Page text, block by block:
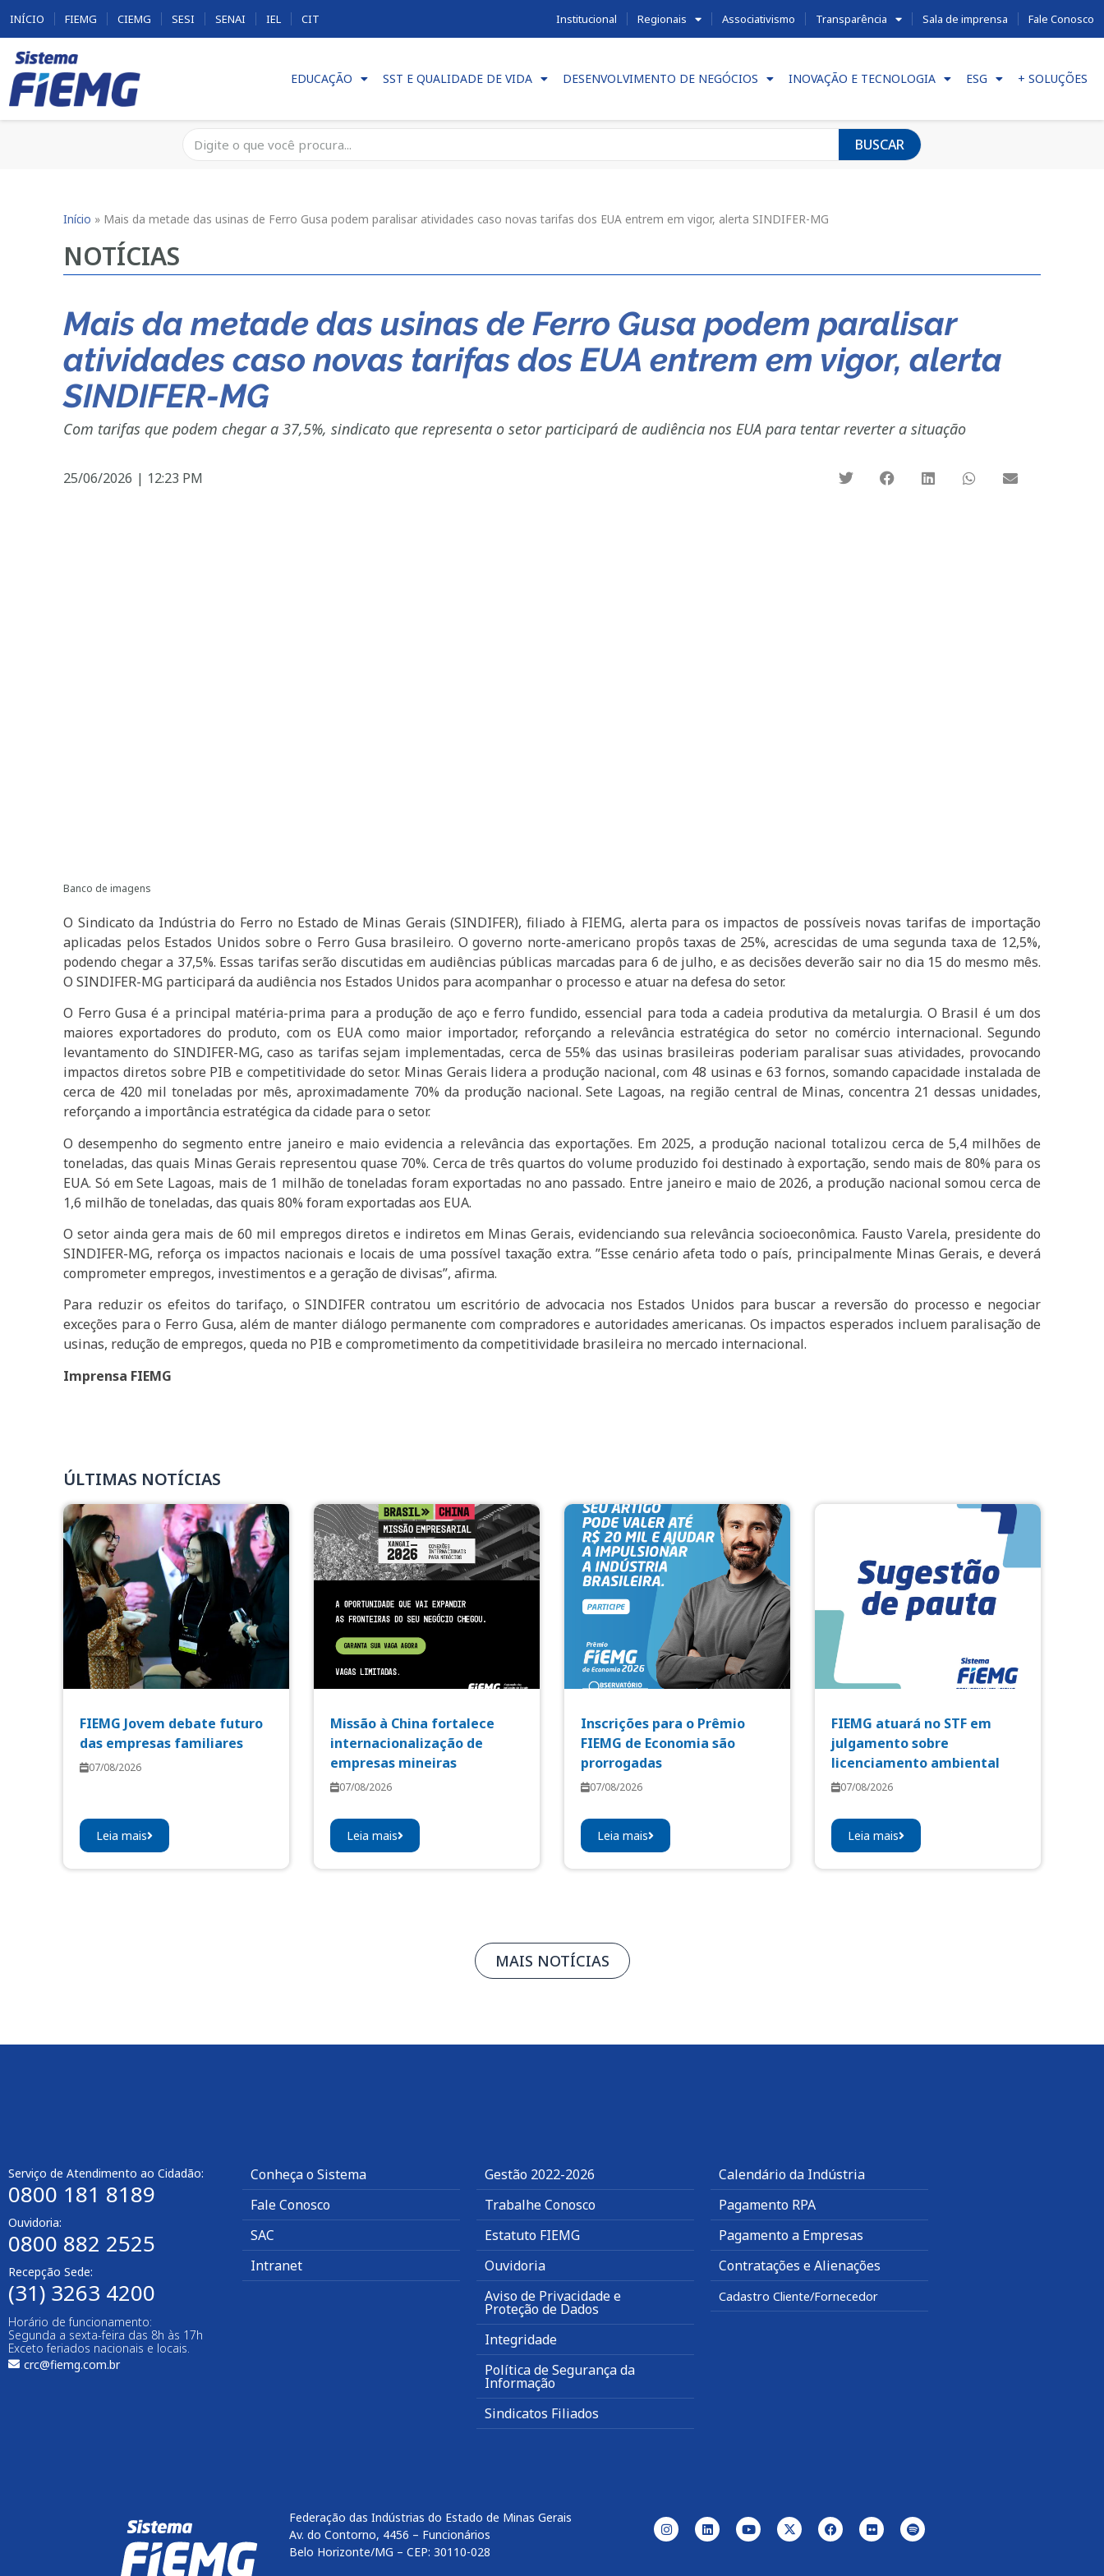
INÍCIO FIEMG CIEMG SESI SENAI IEL CIT Institucional Regionais Associativismo Transparência Sala de imprensa Fale Conosco
EDUCAÇÃO SST E QUALIDADE DE VIDA DESENVOLVIMENTO DE NEGÓCIOS INOVAÇÃO E TECNOLOGIA ESG + SOLUÇÕES
BUSCAR
Início » Mais da metade das usinas de Ferro Gusa podem paralisar atividades caso novas tarifas dos EUA entrem em vigor, alerta SINDIFER-MG
NOTÍCIAS
Mais da metade das usinas de Ferro Gusa podem paralisar
atividades caso novas tarifas dos EUA entrem em vigor, alerta
SINDIFER-MG
Com tarifas que podem chegar a 37,5%, sindicato que representa o setor participará de audiência nos EUA para tentar reverter a situação
25/06/2026 | 12:23 PM
Banco de imagens
O Sindicato da Indústria do Ferro no Estado de Minas Gerais (SINDIFER), filiado à FIEMG, alerta para os impactos de possíveis novas tarifas de importação
aplicadas pelos Estados Unidos sobre o Ferro Gusa brasileiro. O governo norte-americano propôs taxas de 25%, acrescidas de uma segunda taxa de 12,5%,
podendo chegar a 37,5%. Essas tarifas serão discutidas em audiências públicas marcadas para 6 de julho, e as decisões deverão sair no dia 15 do mesmo mês.
O SINDIFER-MG participará da audiência nos Estados Unidos para acompanhar o processo e atuar na defesa do setor.
O Ferro Gusa é a principal matéria-prima para a produção de aço e ferro fundido, essencial para toda a cadeia produtiva da metalurgia. O Brasil é um dos
maiores exportadores do produto, com os EUA como maior importador, reforçando a relevância estratégica do setor no comércio internacional. Segundo
levantamento do SINDIFER-MG, caso as tarifas sejam implementadas, cerca de 55% das usinas brasileiras poderiam paralisar suas atividades, provocando
impactos diretos sobre PIB e competitividade do setor. Minas Gerais lidera a produção nacional, com 48 usinas e 63 fornos, somando capacidade instalada de
cerca de 420 mil toneladas por mês, aproximadamente 70% da produção nacional. Sete Lagoas, na região central de Minas, concentra 21 dessas unidades,
reforçando a importância estratégica da cidade para o setor.
O desempenho do segmento entre janeiro e maio evidencia a relevância das exportações. Em 2025, a produção nacional totalizou cerca de 5,4 milhões de
toneladas, das quais Minas Gerais representou quase 70%. Cerca de três quartos do volume produzido foi destinado à exportação, sendo mais de 80% para os
EUA. Só em Sete Lagoas, mais de 1 milhão de toneladas foram exportadas no ano passado. Entre janeiro e maio de 2026, a produção nacional somou cerca de
1,6 milhão de toneladas, das quais 80% foram exportadas aos EUA.
O setor ainda gera mais de 60 mil empregos diretos e indiretos em Minas Gerais, evidenciando sua relevância socioeconômica. Fausto Varela, presidente do
SINDIFER-MG, reforça os impactos nacionais e locais de uma possível taxação extra. ”Esse cenário afeta todo o país, principalmente Minas Gerais, e deverá
comprometer empregos, investimentos e a geração de divisas”, afirma.
Para reduzir os efeitos do tarifaço, o SINDIFER contratou um escritório de advocacia nos Estados Unidos para buscar a reversão do processo e negociar
exceções para o Ferro Gusa, além de manter diálogo permanente com compradores e autoridades americanas. Os impactos esperados incluem paralisação de
usinas, redução de empregos, queda no PIB e comprometimento da competitividade brasileira no mercado internacional.
Imprensa FIEMG
ÚLTIMAS NOTÍCIAS
FIEMG Jovem debate futuro
das empresas familiares
07/08/2026
Leia mais
Missão à China fortalece
internacionalização de
empresas mineiras
07/08/2026
Leia mais
Inscrições para o Prêmio
FIEMG de Economia são
prorrogadas
07/08/2026
Leia mais
FIEMG atuará no STF em
julgamento sobre
licenciamento ambiental
07/08/2026
Leia mais
MAIS NOTÍCIAS
Serviço de Atendimento ao Cidadão:
0800 181 8189
Ouvidoria:
0800 882 2525​
Recepção Sede:
(31) 3263 4200
Horário de funcionamento:
Segunda a sexta-feira das 8h às 17h
Exceto feriados nacionais e locais.
crc@fiemg.com.br
Conheça o Sistema
Fale Conosco
SAC
Intranet
Gestão 2022-2026
Trabalhe Conosco
Estatuto FIEMG
Ouvidoria
Aviso de Privacidade e
Proteção de Dados
Integridade
Política de Segurança da
Informação
Sindicatos Filiados
Calendário da Indústria
Pagamento RPA
Pagamento a Empresas
Contratações e Alienações
Cadastro Cliente/Fornecedor
Federação das Indústrias do Estado de Minas Gerais
Av. do Contorno, 4456 – Funcionários
Belo Horizonte/MG – CEP: 30110-028